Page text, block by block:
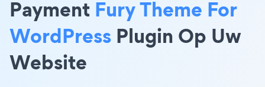
Payment Fury Theme For
WordPress Plugin Op Uw
Website